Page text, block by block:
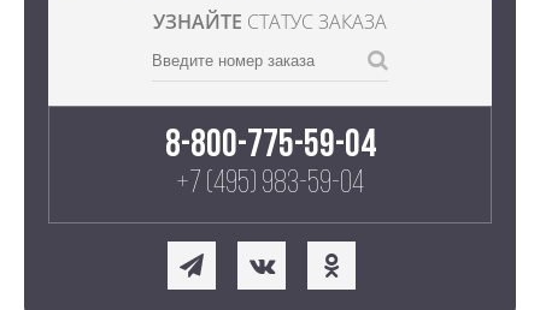
УЗНАЙТЕ СТАТУС ЗАКАЗА
8-800-775-59-04
+7 (495) 983-59-04